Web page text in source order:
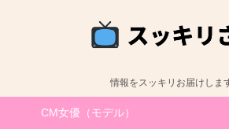
情報をスッキリお届けしま
CM女優（モデル）